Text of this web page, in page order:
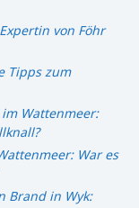
von Föhr
Tipps zum
Wattenmeer:
War es
Brand in Wyk: